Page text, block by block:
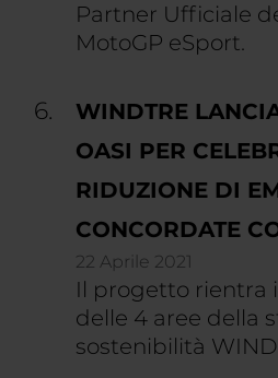
Partner Ufficiale
MotoGP eSport.
WINDTRE
OASI PER
RIDUZIONE DI
CONCORDATE
22 Aprile 2021
Il progetto rientra
delle 4 aree della
sostenibilità